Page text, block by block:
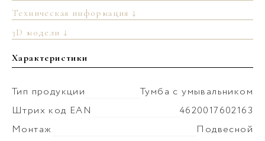
Техническая информация ↓
3D модели ↓
Характеристики
Тип продукции
Тумба с умывальником
Штрих код EAN
4620017602163
Монтаж
Подвесной